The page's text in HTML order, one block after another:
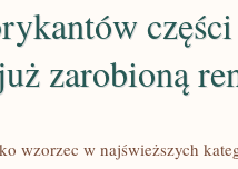
zarobioną
wzorzec w najświeższych